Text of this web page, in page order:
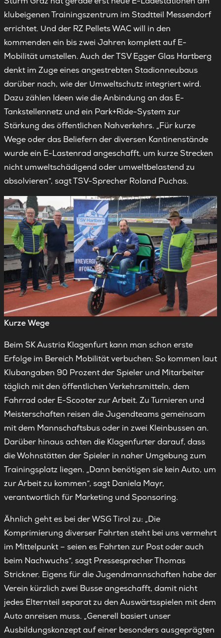
klubeigenen Trainingszentrum im Stadtteil Messendorf
errichtet. Und der RZ Pellets WAC will in den
kommenden ein bis zwei Jahren komplett auf E-
Mobilität umstellen. Auch der TSV Egger Glas Hartberg
denkt im Zuge eines angestrebten Stadionneubaus
darüber nach, wie der Umweltschutz integriert wird.
Dazu zählen Ideen wie die Anbindung an das E-
Tankstellennetz und ein Park+Ride-System zur
Stärkung des öffentlichen Nahverkehrs. „Für kurze
Wege oder das Beliefern der diversen Kantinenstände
wurde ein E-Lastenrad angeschafft, um kurze Strecken
nicht umweltschädigend oder umweltbelastend zu
absolvieren“, sagt TSV-Sprecher Roland Puchas.
Kurze Wege
Beim SK Austria Klagenfurt kann man schon erste
Erfolge im Bereich Mobilität verbuchen: So kommen laut
Klubangaben 90 Prozent der Spieler und Mitarbeiter
täglich mit den öffentlichen Verkehrsmitteln, dem
Fahrrad oder E-Scooter zur Arbeit. Zu Turnieren und
Meisterschaften reisen die Jugendteams gemeinsam
mit dem Mannschaftsbus oder in zwei Kleinbussen an.
Darüber hinaus achten die Klagenfurter darauf, dass
die Wohnstätten der Spieler in naher Umgebung zum
Trainingsplatz liegen. „Dann benötigen sie kein Auto, um
zur Arbeit zu kommen“, sagt Daniela Mayr,
verantwortlich für Marketing und Sponsoring.
Ähnlich geht es bei der WSG Tirol zu: „Die
Komprimierung diverser Fahrten steht bei uns vermehrt
im Mittelpunkt – seien es Fahrten zur Post oder auch
beim Nachwuchs“, sagt Pressesprecher Thomas
Strickner. Eigens für die Jugendmannschaften habe der
Verein kürzlich zwei Busse angeschafft, damit nicht
jedes Elternteil separat zu den Auswärtsspielen mit dem
Auto anreisen muss. „Generell basiert unser
Ausbildungskonzept auf einer besonders ausgeprägten